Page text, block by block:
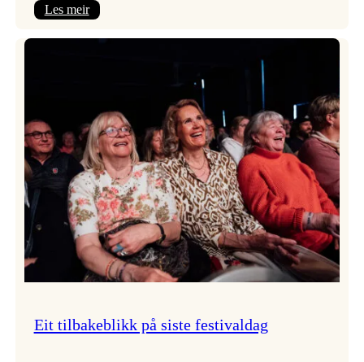
Les meir:
Eit tilbakeblikk på siste festivaldag